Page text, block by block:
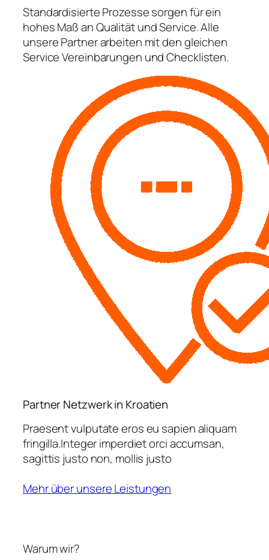
Standardisierte Prozesse sorgen für ein
hohes Maß an Qualität und Service. Alle
unsere Partner arbeiten mit den gleichen
Service Vereinbarungen und Checklisten.
Partner Netzwerk in Kroatien
Praesent vulputate eros eu sapien aliquam
fringilla.Integer imperdiet orci accumsan,
sagittis justo non, mollis justo
Mehr über unsere Leistungen
Warum wir?